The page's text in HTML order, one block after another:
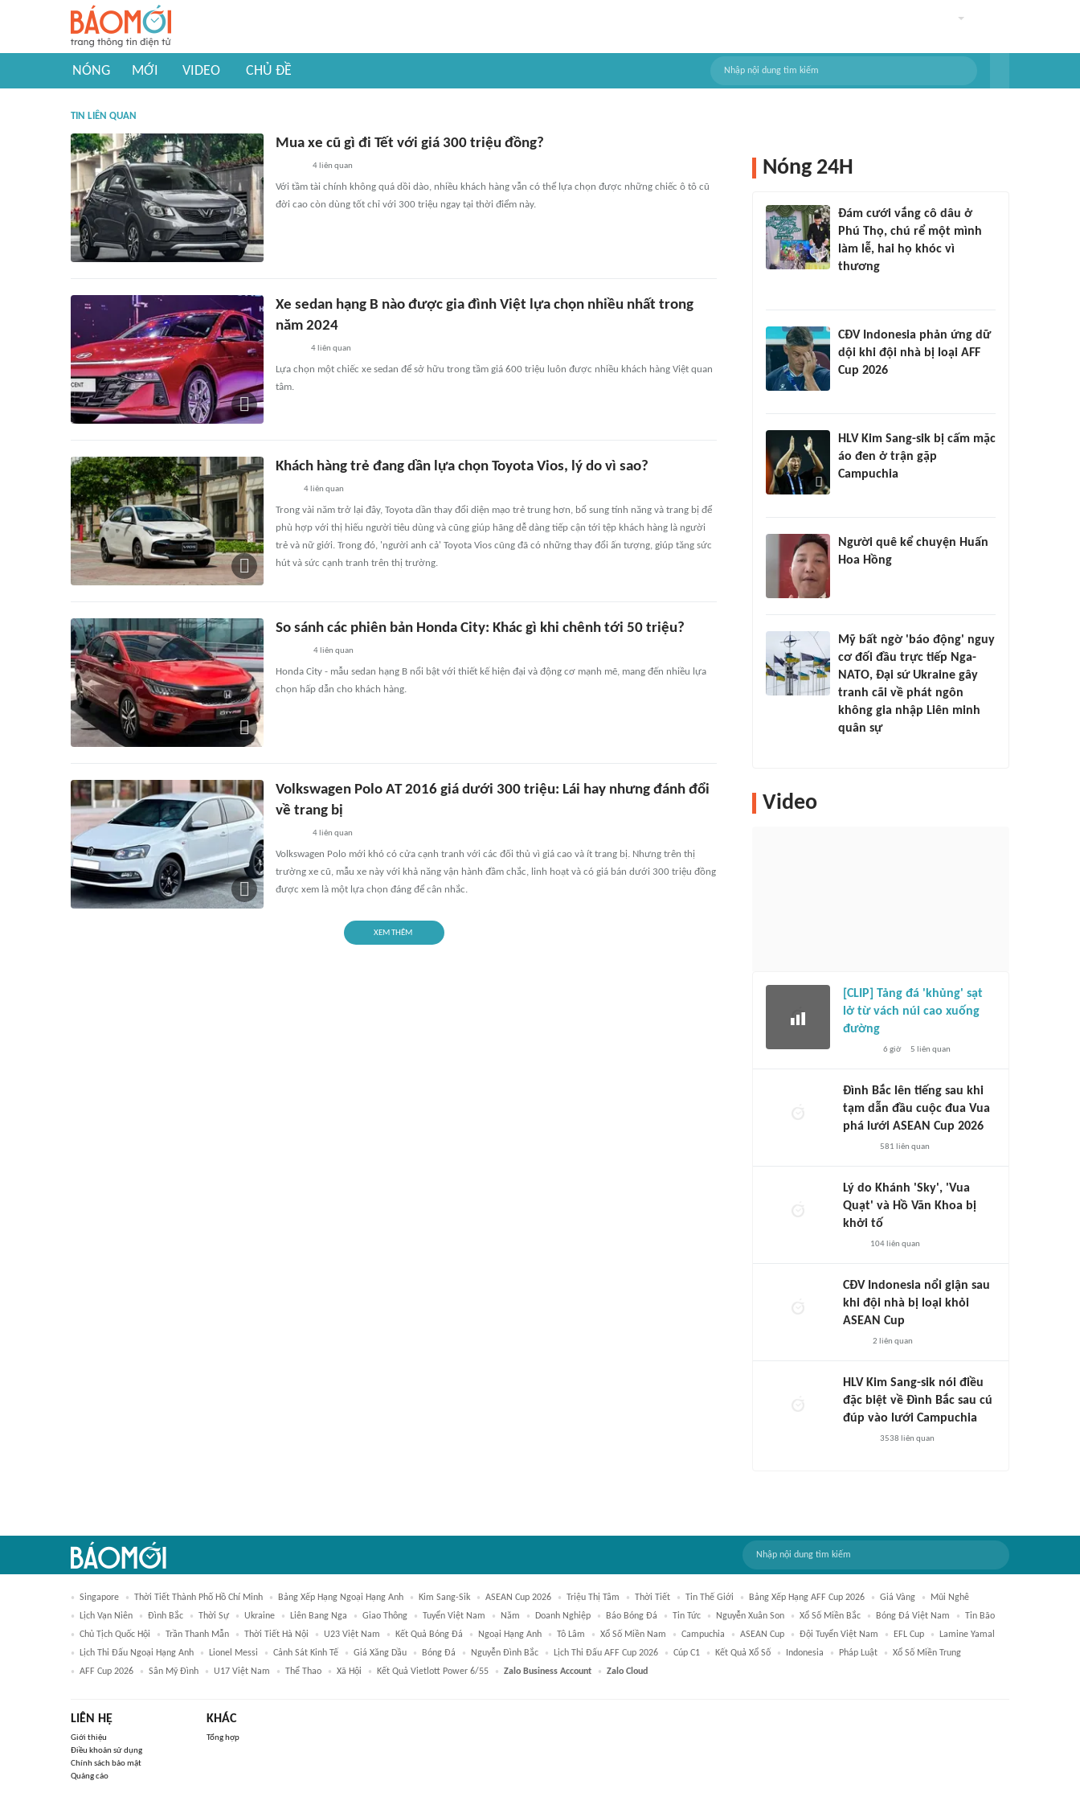
NÓNG MỚI VIDEO CHỦ ĐỀ
TIN LIÊN QUAN
Mua xe cũ gì đi Tết với giá 300 triệu đồng?
4liên quan
Với tầm tài chính không quá dồi dào, nhiều khách hàng vẫn có thể lựa chọn được những chiếc ô tô cũ
đời cao còn dùng tốt chỉ với 300 triệu ngay tại thời điểm này.
Xe sedan hạng B nào được gia đình Việt lựa chọn nhiều nhất trong
năm 2024
4 liên quan
Lựa chọn một chiếc xe sedan để sở hữu trong tầm giá 600 triệu luôn được nhiều khách hàng Việt quan
tâm.
Khách hàng trẻ đang dần lựa chọn Toyota Vios, lý do vì sao?
4 liên quan
Trong vài năm trở lại đây, Toyota dần thay đổi diện mạo trẻ trung hơn, bổ sung tính năng và trang bị để
phù hợp với thị hiếu người tiêu dùng và cũng giúp hãng dễ dàng tiếp cận tới tệp khách hàng là người
trẻ và nữ giới. Trong đó, 'người anh cả' Toyota Vios cũng đã có những thay đổi ấn tượng, giúp tăng sức
hút và sức cạnh tranh trên thị trường.
So sánh các phiên bản Honda City: Khác gì khi chênh tới 50 triệu?
4liên quan
Honda City - mẫu sedan hạng B nổi bật với thiết kế hiện đại và động cơ mạnh mẽ, mang đến nhiều lựa
chọn hấp dẫn cho khách hàng.
Volkswagen Polo AT 2016 giá dưới 300 triệu: Lái hay nhưng đánh đổi
về trang bị
4liên quan
Volkswagen Polo mới khó có cửa cạnh tranh với các đối thủ vì giá cao và ít trang bị. Nhưng trên thị
trường xe cũ, mẫu xe này với khả năng vận hành đầm chắc, linh hoạt và có giá bán dưới 300 triệu đồng
được xem là một lựa chọn đáng để cân nhắc.
XEM THÊM
Nóng 24H
Đám cưới vắng cô dâu ở
Phú Thọ, chú rể một mình
làm lễ, hai họ khóc vì
thương
CĐV Indonesia phản ứng dữ
dội khi đội nhà bị loại AFF
Cup 2026
HLV Kim Sang-sik bị cấm mặc
áo đen ở trận gặp
Campuchia
Người quê kể chuyện Huấn
Hoa Hồng
Mỹ bất ngờ 'báo động' nguy
cơ đối đầu trực tiếp Nga-
NATO, Đại sứ Ukraine gây
tranh cãi về phát ngôn
không gia nhập Liên minh
quân sự
Video
[CLIP] Tảng đá 'khủng' sạt
lở từ vách núi cao xuống
đường
6 giờ 5 liên quan
Đình Bắc lên tiếng sau khi
tạm dẫn đầu cuộc đua Vua
phá lưới ASEAN Cup 2026
581 liên quan
Lý do Khánh 'Sky', 'Vua
Quạt' và Hồ Văn Khoa bị
khởi tố
104liên quan
CĐV Indonesia nổi giận sau
khi đội nhà bị loại khỏi
ASEAN Cup
2 liên quan
HLV Kim Sang-sik nói điều
đặc biệt về Đình Bắc sau cú
đúp vào lưới Campuchia
3538 liên quan
Singapore Thời Tiết Thành Phố Hồ Chí Minh Bảng Xếp Hạng Ngoại Hạng Anh Kim Sang-Sik ASEAN Cup 2026 Triệu Thị Tâm Thời Tiết Tin Thế Giới Bảng Xếp Hạng AFF Cup 2026 Giá Vàng
Mũi Nghê
Lịch Vạn Niên
Đình Bắc Thời Sự Ukraine Liên Bang Nga Giao Thông Tuyển Việt Nam Năm Doanh Nghiệp Báo Bóng Đá Tin Tức Nguyễn Xuân Son Xổ Số Miền Bắc Bóng Đá Việt Nam
Tin Bão
Chủ Tịch Quốc Hội
Trần Thanh Mẫn Thời Tiết Hà Nội U23 Việt Nam Kết Quả Bóng Đá Ngoại Hạng Anh Tô Lâm Xổ Số Miền Nam Campuchia ASEAN Cup Đội Tuyển Việt Nam EFL Cup
Lamine Yamal
Lịch Thi Đấu Ngoại Hạng Anh
Lionel Messi Cảnh Sát Kinh Tế Giá Xăng Dầu Bóng Đá Nguyễn Đình Bắc Lịch Thi Đấu AFF Cup 2026 Cúp C1 Kết Quả Xổ Số Indonesia Pháp Luật
Xổ Số Miền Trung
AFF Cup 2026
Sân Mỹ Đình U17 Việt Nam Thể Thao Xã Hội Kết Quả Vietlott Power 6/55 Zalo Business Account Zalo Cloud
LIÊN HỆ
Giới thiệu
Điều khoản sử dụng
Chính sách bảo mật
Quảng cáo
KHÁC
Tổng hợp